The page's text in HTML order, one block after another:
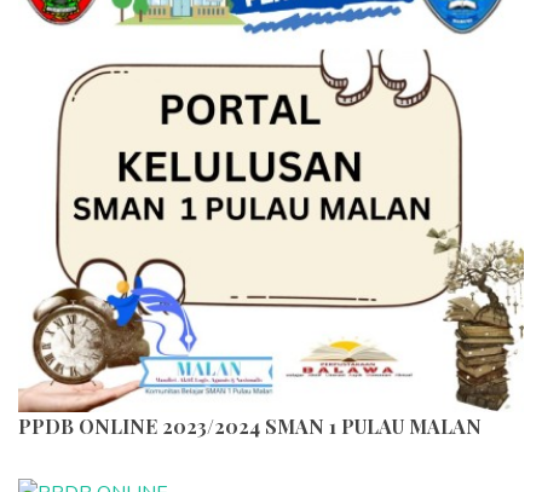
PPDB ONLINE 2023/2024 SMAN 1 PULAU MALAN